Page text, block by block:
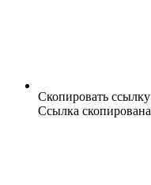
Скопировать ссылку
Ссылка скопирована